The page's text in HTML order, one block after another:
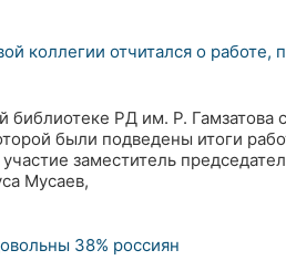
коллегии отчитался о работе,
библиотеке РД им. Р. Гамзатова
были подведены итоги
заместитель
Мусаев,
38% россиян